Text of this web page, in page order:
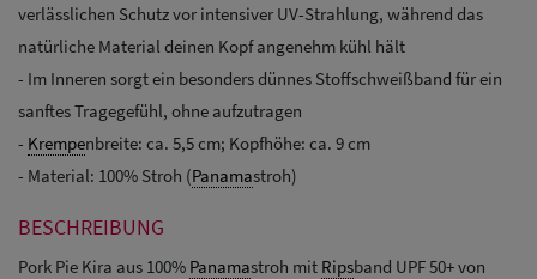
verlässlichen Schutz vor intensiver UV-Strahlung, während das
natürliche Material deinen Kopf angenehm kühl hält
- Im Inneren sorgt ein besonders dünnes Stoffschweißband für ein
sanftes Tragegefühl, ohne aufzutragen
- Krempenbreite: ca. 5,5 cm; Kopfhöhe: ca. 9 cm
- Material: 100% Stroh (Panamastroh)
BESCHREIBUNG
Pork Pie Kira aus 100% Panamastroh mit Ripsband UPF 50+ von